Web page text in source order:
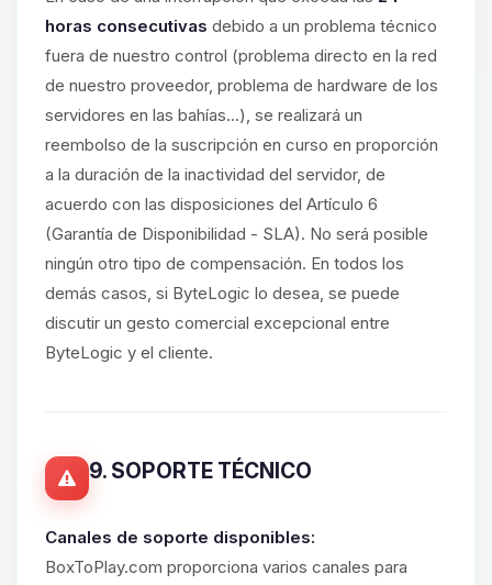
horas consecutivas debido a un problema técnico
fuera de nuestro control (problema directo en la red
de nuestro proveedor, problema de hardware de los
servidores en las bahías...), se realizará un
reembolso de la suscripción en curso en proporción
a la duración de la inactividad del servidor, de
acuerdo con las disposiciones del Artículo 6
(Garantía de Disponibilidad - SLA). No será posible
ningún otro tipo de compensación. En todos los
demás casos, si ByteLogic lo desea, se puede
discutir un gesto comercial excepcional entre
ByteLogic y el cliente.
9. SOPORTE TÉCNICO
Canales de soporte disponibles:
BoxToPlay.com proporciona varios canales para